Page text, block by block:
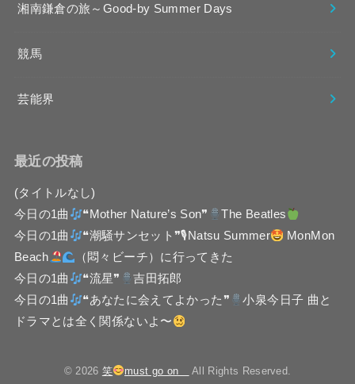
湘南鎌倉の旅～Good-by Summer Days
競馬
芸能界
最近の投稿
(タイトルなし)
今日の1曲
❝Mother Nature’s Son❞
The Beatles
今日の1曲
❝潮騒サンセット❞🎙Natsu Summer
MonMon
Beach
（悶々ビーチ）に行ってきた
今日の1曲
❝流星❞
吉田拓郎
今日の1曲
❝あなたに会えてよかった❞
小泉今日子 曲と
ドラマとは全く関係ないよ〜
© 2026 笑 must go on All Rights Reserved.